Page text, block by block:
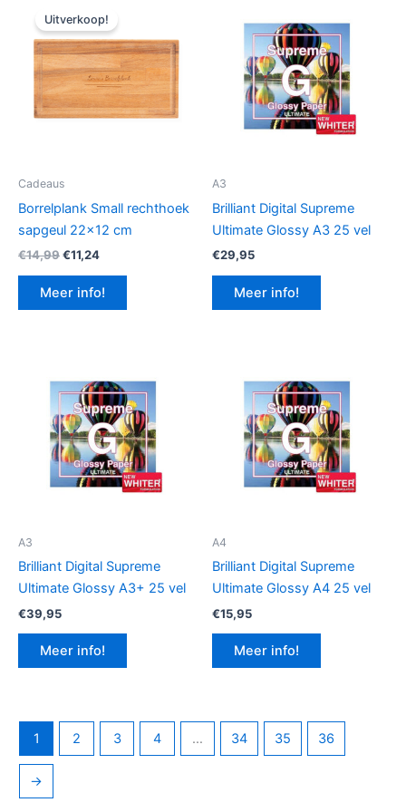
Uitverkoop!
Cadeaus
Borrelplank Small rechthoek
sapgeul 22×12 cm
€14,99Oorspronkelijke
was:
€14,99.
€11,24Huidige
is:
€11,24.
Meer info!
A3
Brilliant Digital Supreme
Ultimate Glossy A3 25 vel
€29,95
Meer info!
A3
Brilliant Digital Supreme
Ultimate Glossy A3+ 25 vel
€39,95
Meer info!
A4
Brilliant Digital Supreme
Ultimate Glossy A4 25 vel
€15,95
Meer info!
1 2 3 4 … 34 35 36
→